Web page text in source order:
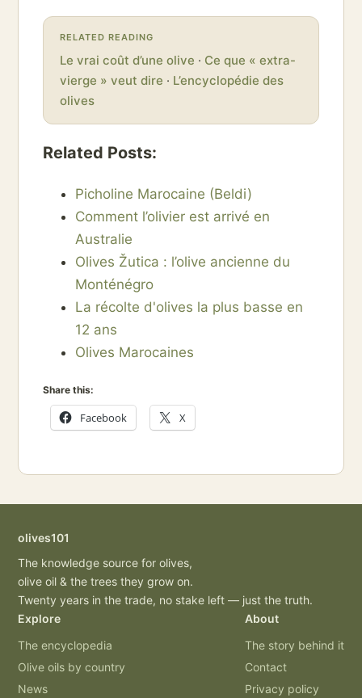
RELATED READING
Le vrai coût d’une olive · Ce que « extra-
vierge » veut dire · L’encyclopédie des
olives
Related Posts:
Picholine Marocaine (Beldi)
Comment l’olivier est arrivé en
Australie
Olives Žutica : l’olive ancienne du
Monténégro
La récolte d'olives la plus basse en
12 ans
Olives Marocaines
Share this:
Facebook X
olives101
The knowledge source for olives,
olive oil & the trees they grow on.
Twenty years in the trade, no stake left — just the truth.
Explore
The encyclopedia
Olive oils by country
News
About
The story behind it
Contact
Privacy policy